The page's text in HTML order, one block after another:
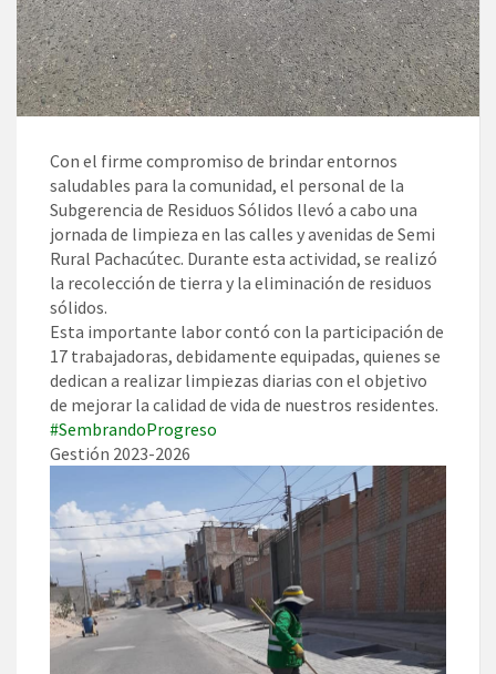
Con el firme compromiso de brindar entornos
saludables para la comunidad, el personal de la
Subgerencia de Residuos Sólidos llevó a cabo una
jornada de limpieza en las calles y avenidas de Semi
Rural Pachacútec. Durante esta actividad, se realizó
la recolección de tierra y la eliminación de residuos
sólidos.
Esta importante labor contó con la participación de
17 trabajadoras, debidamente equipadas, quienes se
dedican a realizar limpiezas diarias con el objetivo
de mejorar la calidad de vida de nuestros residentes.
#SembrandoProgreso
Gestión 2023-2026